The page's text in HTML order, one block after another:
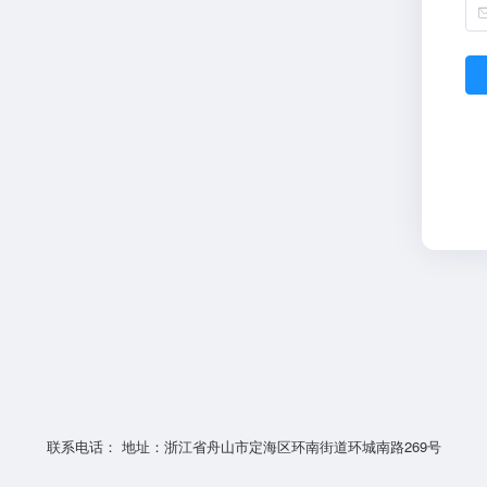
联系电话： 地址：浙江省舟山市定海区环南街道环城南路269号